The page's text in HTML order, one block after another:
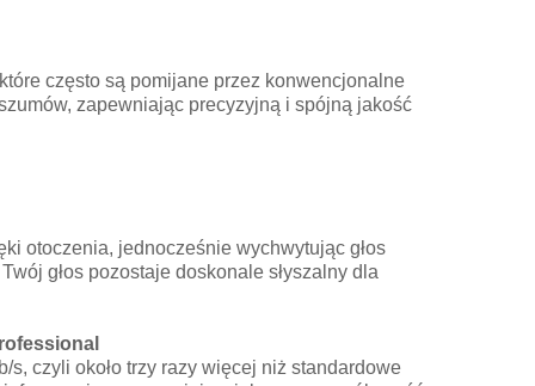
często są pomijane przez konwencjonalne
zapewniając precyzyjną i spójną jakość
otoczenia, jednocześnie wychwytując głos
głos pozostaje doskonale słyszalny dla
czyli około trzy razy więcej niż standardowe